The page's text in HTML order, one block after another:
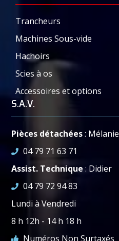
Trancheurs
Machines Sous-vide
Hachoirs
Scies à os
Accessoires et options
S.A.V.
Pièces détachées: Mélanie
04 79 71 63 71
Assist. Technique : Didier
04 79 72 94 83
Lundi à Vendredi
8 h 12h - 14 h 18 h
Numéros Non Surtaxés